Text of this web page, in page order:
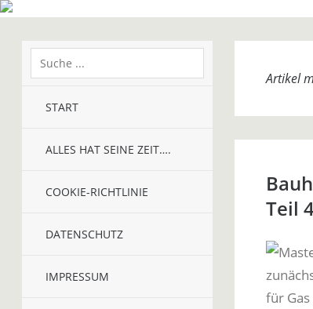
START
ALLES HAT SEINE ZEIT….
COOKIE-RICHTLINIE
DATENSCHUTZ
IMPRESSUM
Artikel
Teil
für